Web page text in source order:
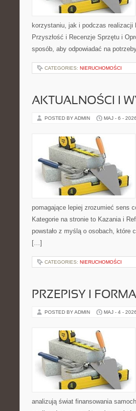
korzystaniu, jak i podczas realizacji
Przyszłość i Recenzje Sprzętu i
sposób, aby odpowiadać na
CATEGORIES: NIERUCHOMOŚCI
AKTUALNOŚCI I
POSTED BY ADMIN MAJ - 6 - 2026
pomagające lepiej zrozumieć sens
Kategorie na stronie to Kazania i
powstało z myślą o osobach, które
[…]
CATEGORIES: NIERUCHOMOŚCI
PRZEPISY I
POSTED BY ADMIN MAJ - 4 - 2026
analizują świat finansowania